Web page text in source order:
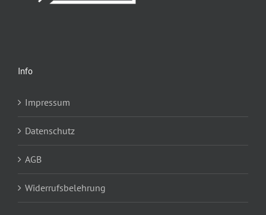
Info
Impressum
Datenschutz
AGB
Widerrufsbelehrung